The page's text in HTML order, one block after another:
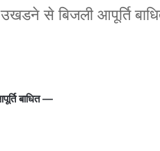
से बिजली आपूर्ति
बाधित —